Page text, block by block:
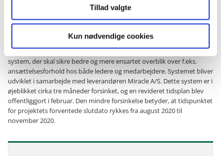
Tillad valgte
Kun nødvendige cookies
Statens HR-system
Statens Budgetsystem har også en tvillingebror i form af Statens HR-
system, der skal sikre bedre og mere ensartet overblik over f.eks.
ansættelsesforhold hos både ledere og medarbejdere. Systemet bliver
udviklet i samarbejde med leverandøren Miracle A/S. Dette system er i
øjeblikket cirka tre måneder forsinket, og en revideret tidsplan blev
offentliggjort i februar. Den mindre forsinkelse betyder, at tidspunktet
for projektets forventede slutdato rykkes fra august 2020 til
november 2020.